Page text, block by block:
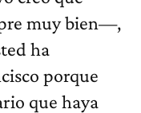
muy bien—,
ha
porque
que haya